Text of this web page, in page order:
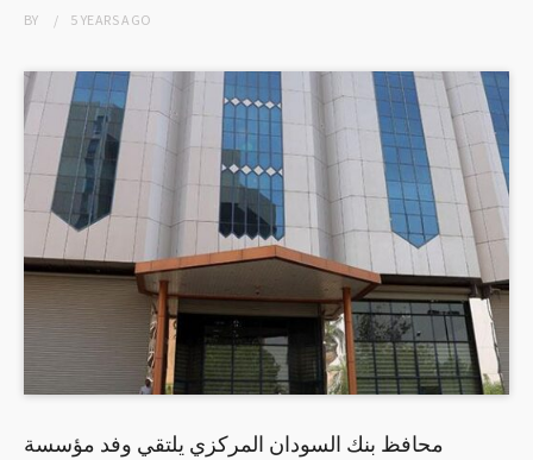
BY 5 YEARSAGO
محافظ بنك السودان المركزي يلتقي وفد مؤسسة